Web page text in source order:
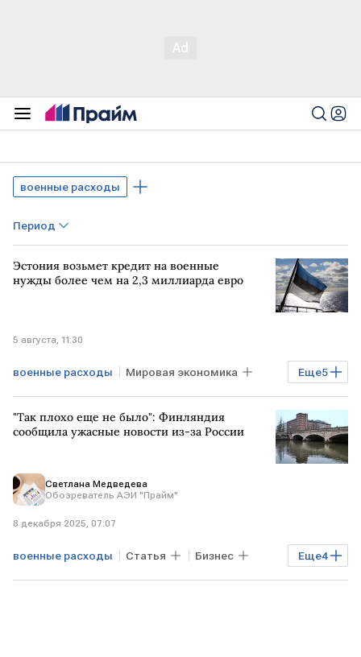
военные расходы
Период
Эстония возьмет кредит на военные
нужды более чем на 2,3 миллиарда евро
5 августа, 11:30
Еще5
военные расходы Мировая экономика
ЭСТОНИЯ НАТО ЕС кредиты
Финансы
"Так плохо еще не было": Финляндия
сообщила ужасные новости из-за России
Светлана Медведева
Обозреватель АЭИ "Прайм"
8 декабря 2025, 07:07
Еще4
военные расходы Статья Бизнес
Мировая экономика ФИНЛЯНДИЯ